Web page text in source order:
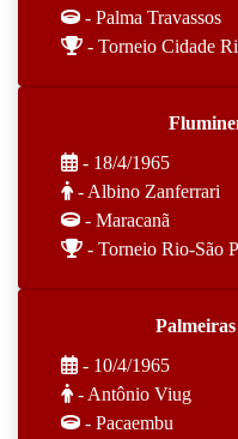
- Palma Travassos
- Torneio Cidade
- 18/4/1965
- Albino Zanferrari
- Maracanã
- Torneio Rio-São
- 10/4/1965
- Antônio Viug
- Pacaembu